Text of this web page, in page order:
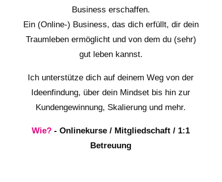
Business erschaffen.
Ein (Online-) Business, das dich erfüllt, dir dein
Traumleben ermöglicht und von dem du (sehr)
gut leben kannst.
Ich unterstütze dich auf deinem Weg von der
Ideenfindung, über dein Mindset bis hin zur
Kundengewinnung, Skalierung und mehr.
Wie? - Onlinekurse / Mitgliedschaft / 1:1
Betreuung